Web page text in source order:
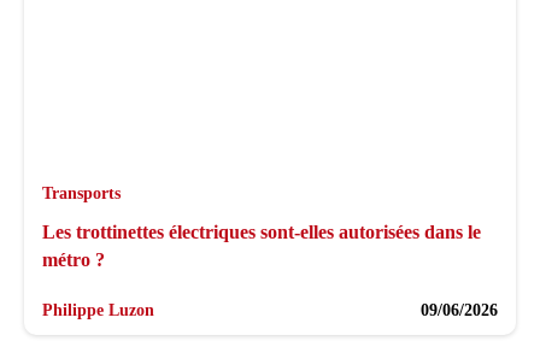
Transports
Les trottinettes électriques sont-elles autorisées dans le
métro ?
Philippe Luzon 09/06/2026